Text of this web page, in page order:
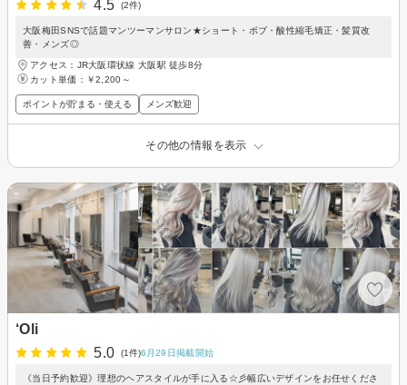
4.5 (2件)
大阪梅田SNSで話題マンツーマンサロン★ショート・ボブ・酸性縮毛矯正・髪質改
善・メンズ◎
アクセス：JR大阪環状線 大阪駅 徒歩8分
カット単価： ￥2,200～
ポイントが貯まる・使える メンズ歓迎
その他の情報を表示
‘Oli
5.0
(1件)6月29日掲載開始
《当日予約歓迎》理想のヘアスタイルが手に入る☆彡幅広いデザインをお任せくださ